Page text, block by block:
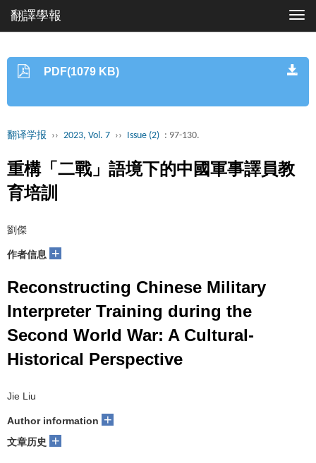
翻譯學報
PDF(1079 KB)
翻译学报 ›› 2023, Vol. 7 ›› Issue (2) : 97-130.
重構「二戰」語境下的中國軍事譯員教
育培訓
劉傑
作者信息 +
Reconstructing Chinese Military
Interpreter Training during the
Second World War: A Cultural-
Historical Perspective
Jie Liu
Author information +
文章历史 +